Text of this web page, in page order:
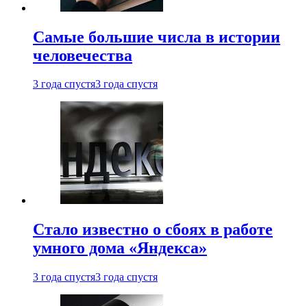
Самые большие числа в истории
человечества
3 года спустя3 года спустя
Стало известно о сбоях в работе
умного дома «Яндекса»
3 года спустя3 года спустя